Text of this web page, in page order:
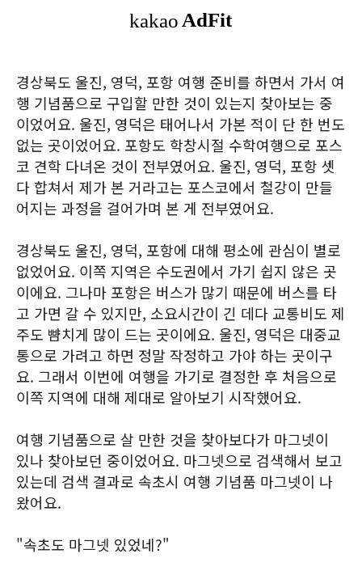
경상북도 울진, 영덕, 포항 여행 준비를 하면서 가서 여
행 기념품으로 구입할 만한 것이 있는지 찾아보는 중
이었어요. 울진, 영덕은 태어나서 가본 적이 단 한 번도
없는 곳이었어요. 포항도 학창시절 수학여행으로 포스
코 견학 다녀온 것이 전부였어요. 울진, 영덕, 포항 셋
다 합쳐서 제가 본 거라고는 포스코에서 철강이 만들
어지는 과정을 걸어가며 본 게 전부였어요.
경상북도 울진, 영덕, 포항에 대해 평소에 관심이 별로
없었어요. 이쪽 지역은 수도권에서 가기 쉽지 않은 곳
이에요. 그나마 포항은 버스가 많기 때문에 버스를 타
고 가면 갈 수 있지만, 소요시간이 긴 데다 교통비도 제
주도 뺨치게 많이 드는 곳이에요. 울진, 영덕은 대중교
통으로 가려고 하면 정말 작정하고 가야 하는 곳이구
요. 그래서 이번에 여행을 가기로 결정한 후 처음으로
이쪽 지역에 대해 제대로 알아보기 시작했어요.
여행 기념품으로 살 만한 것을 찾아보다가 마그넷이
있나 찾아보던 중이었어요. 마그넷으로 검색해서 보고
있는데 검색 결과로 속초시 여행 기념품 마그넷이 나
왔어요.
"속초도 마그넷 있었네?"